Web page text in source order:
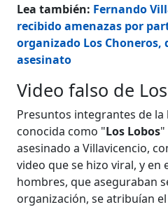
Lea también: Fernando
recibido amenazas por
organizado Los Choneros,
asesinato
Video falso de
Presuntos integrantes de
conocida como "Los Lobos"
asesinado a Villavicencio,
video que se hizo viral, y en
hombres, que aseguraban
organización, se atribuían